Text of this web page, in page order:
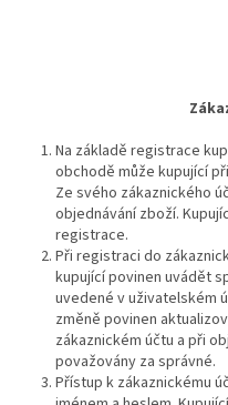
Na základě registrace
obchodě může kupující
Ze svého zákaznického
objednávání zboží.
registrace.
Při registraci do
kupující povinen uvádět
uvedené v uživatelském
změně povinen
zákaznickém účtu a při
považovány za správné.
Přístup k zákaznickému